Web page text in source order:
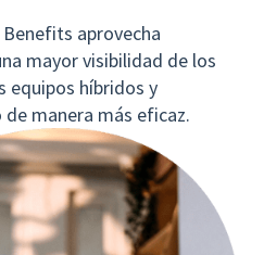
aprovecha
mayor visibilidad de los
equipos híbridos y
manera más eficaz.